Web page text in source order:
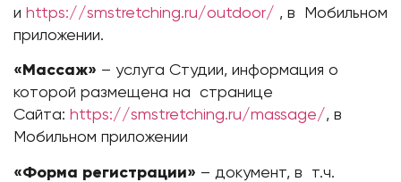
и https://smstretching.ru/outdoor/ , в Мобильном
приложении.
«Массаж» – услуга Студии, информация о
которой размещена на странице
Сайта: https://smstretching.ru/massage/, в
Мобильном приложении
«Форма регистрации» – документ, в т.ч.